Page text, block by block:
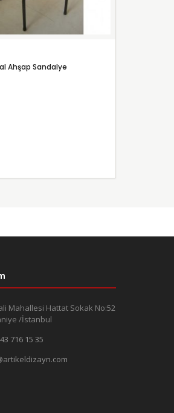
Ahşap Sandalye
Mahallesi Hattat Sokak No:52
/İstanbul
716 15 35